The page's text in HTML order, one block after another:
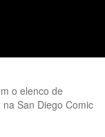
o elenco de
na San Diego Comic